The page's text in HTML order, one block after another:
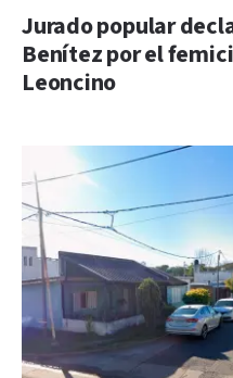
Jurado popular
Benítez por el
Leoncino